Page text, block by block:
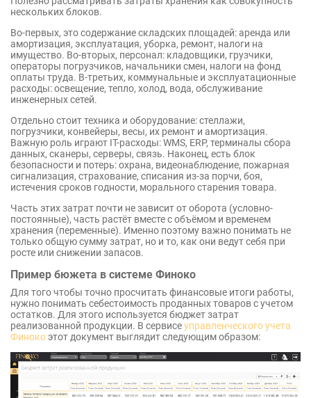
нескольких блоков.
Во-первых, это содержание складских площадей: аренда или
амортизация, эксплуатация, уборка, ремонт, налоги на
имущество. Во-вторых, персонал: кладовщики, грузчики,
операторы погрузчиков, начальники смен, налоги на фонд
оплаты труда. В-третьих, коммунальные и эксплуатационные
расходы: освещение, тепло, холод, вода, обслуживание
инженерных сетей.
Отдельно стоит техника и оборудование: стеллажи,
погрузчики, конвейеры, весы, их ремонт и амортизация.
Важную роль играют IT-расходы: WMS, ERP, терминалы сбора
данных, сканеры, серверы, связь. Наконец, есть блок
безопасности и потерь: охрана, видеонаблюдение, пожарная
сигнализация, страхование, списания из-за порчи, боя,
истечения сроков годности, морального старения товара.
Часть этих затрат почти не зависит от оборота (условно-
постоянные), часть растёт вместе с объёмом и временем
хранения (переменные). Именно поэтому важно понимать не
только общую сумму затрат, но и то, как они ведут себя при
росте или снижении запасов.
Пример бюжета в системе Финоко
Для того чтобы точно просчитать финансовые итоги работы,
нужно понимать себестоимость проданных товаров с учетом
остатков. Для этого используется бюджет затрат
реализованной продукции. В сервисеуправленческого учета
Финокоэтот документ выглядит следующим образом: